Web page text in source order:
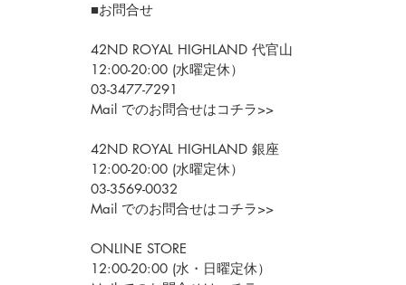
■お問合せ
42ND ROYAL HIGHLAND 代官山
12:00-20:00 (水曜定休）
03-3477-7291
Mail でのお問合せはコチラ>>
42ND ROYAL HIGHLAND 銀座
12:00-20:00 (水曜定休）
03-3569-0032
Mail でのお問合せはコチラ>>
ONLINE STORE
12:00-20:00 (水・日曜定休）